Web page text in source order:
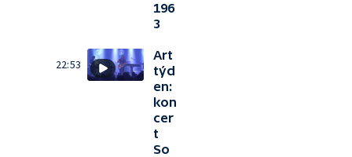
196
3
22:53
Art
týd
en:
kon
cer
t
So